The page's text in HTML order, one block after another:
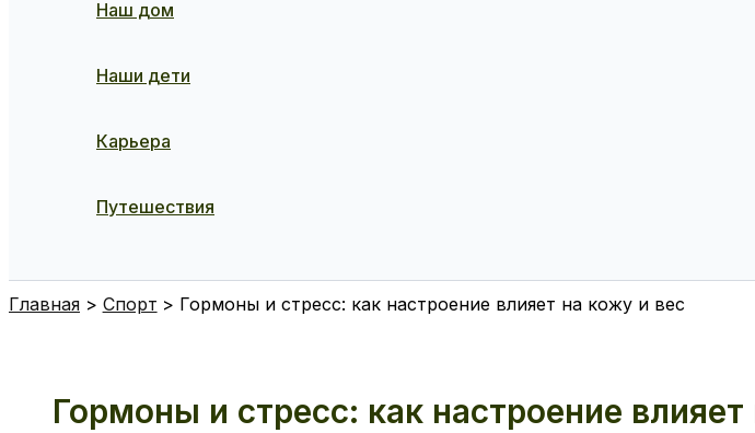
Наш дом
Наши дети
Карьера
Путешествия
Главная Спорт Гормоны и стресс: как настроение влияет на кожу и вес
Гормоны и стресс: как настроение